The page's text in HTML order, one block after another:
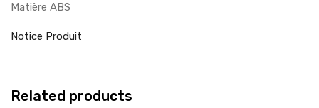
Matière ABS
Notice Produit
Related products